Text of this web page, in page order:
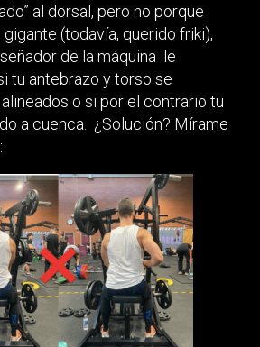
al dorsal, pero no porque
(todavía, querido friki),
de la máquina le
tu antebrazo y torso se
o si por el contrario tu
a cuenca. ¿Solución? Mírame